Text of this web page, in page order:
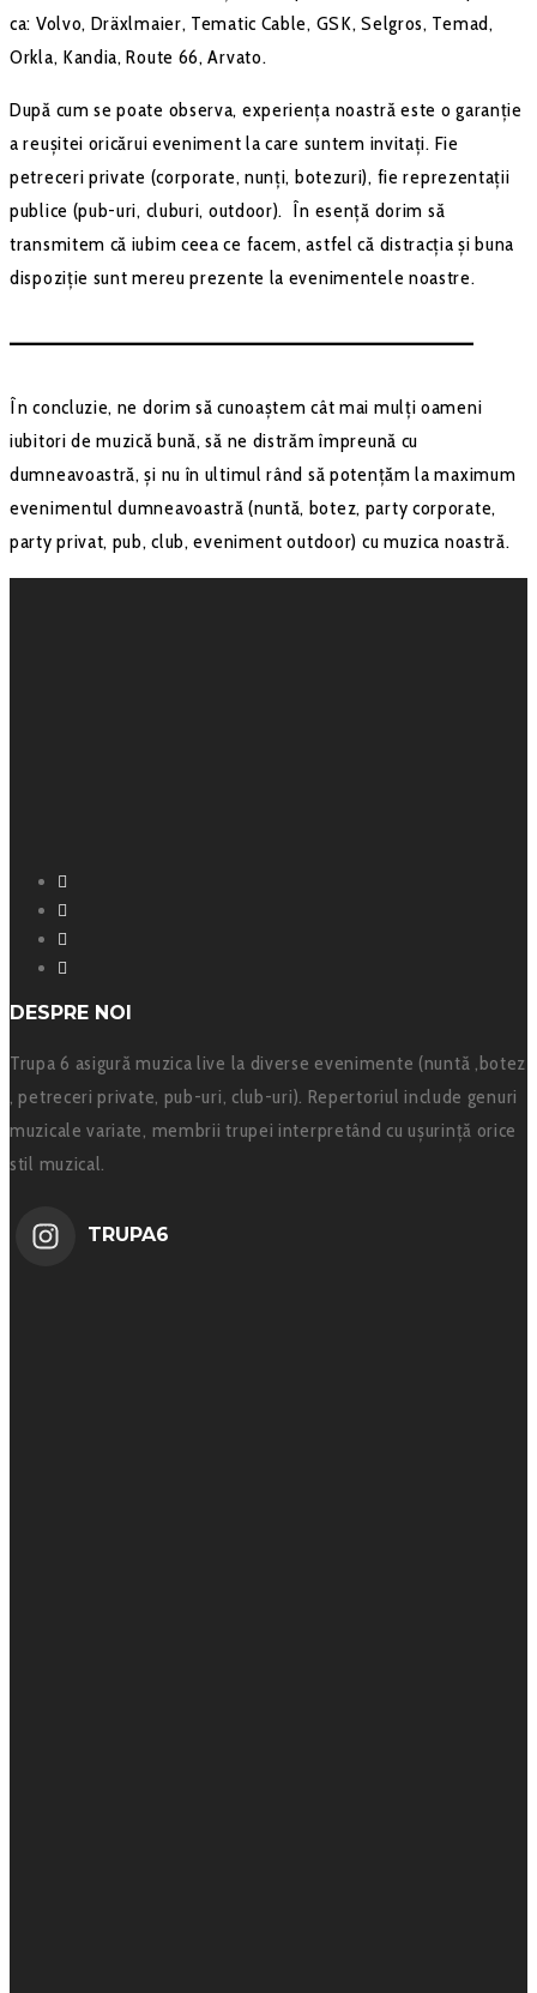
ca: Volvo, Dräxlmaier, Tematic Cable, GSK, Selgros, Temad,
Orkla, Kandia, Route 66, Arvato.
După cum se poate observa, experiența noastră este o garanție
a reușitei oricărui eveniment la care suntem invitați. Fie
petreceri private (corporate, nunți, botezuri), fie reprezentații
publice (pub-uri, cluburi, outdoor). În esență dorim să
transmitem că iubim ceea ce facem, astfel că distracția și buna
dispoziție sunt mereu prezente la evenimentele noastre.
–––––––––––––––––––––––––––––––––––––––––––
În concluzie, ne dorim să cunoaștem cât mai mulți oameni
iubitori de muzică bună, să ne distrăm împreună cu
dumneavoastră, și nu în ultimul rând să potențăm la maximum
evenimentul dumneavoastră (nuntă, botez, party corporate,
party privat, pub, club, eveniment outdoor) cu muzica noastră.
DESPRE NOI
Trupa 6 asigură muzica live la diverse evenimente (nuntă ,botez
, petreceri private, pub-uri, club-uri). Repertoriul include genuri
muzicale variate, membrii trupei interpretând cu ușurință orice
stil muzical.
TRUPA6